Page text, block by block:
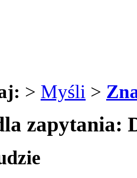
> Myśli >
zapytania: